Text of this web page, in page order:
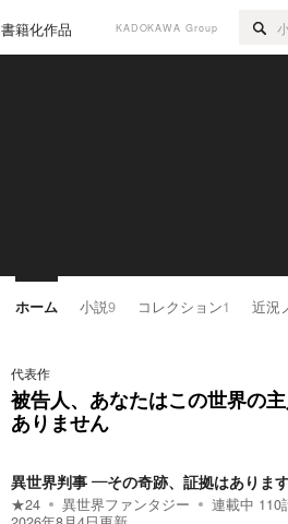
書籍化作品 KADOKAWA Group
ホーム 小説9 コレクション1 近況
代表作
被告人、あなたはこの世界の
ありません
異世界判事 ―その奇跡、証拠はありま
★24 異世界ファンタジー 連載中 110